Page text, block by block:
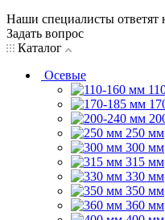
Наши специалисты
Задать вопрос
Каталог
Осевые
250 мм
300 мм
315 мм
330 мм
350 мм
360 мм